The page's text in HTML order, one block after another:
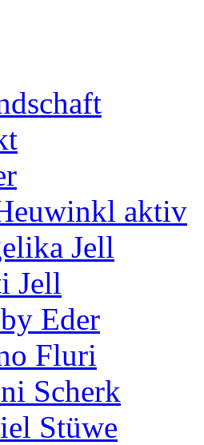
aktiv
Jell
Jell
Eder
Fluri
Scherk
Stüwe